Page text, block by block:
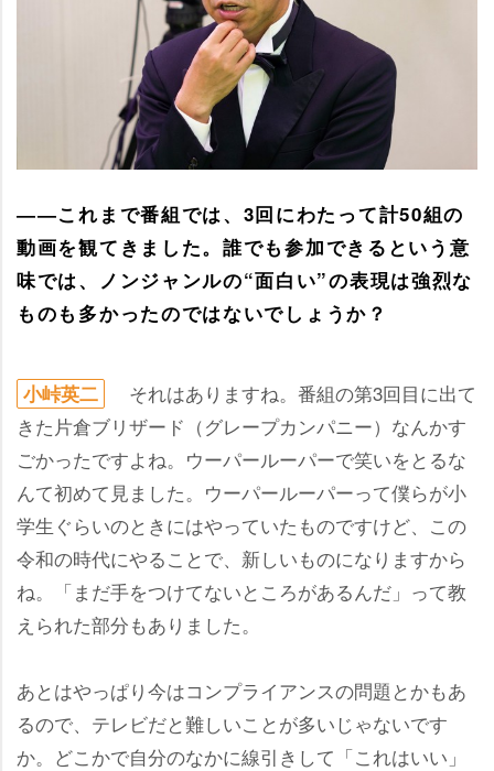
――これまで番組では、3回にわたって計50組の
動画を観てきました。誰でも参加できるという意
味では、ノンジャンルの“面白い”の表現は強烈な
ものも多かったのではないでしょうか？
小峠英二
それはありますね。番組の第3回目に出て
きた片倉ブリザード（グレープカンパニー）なんかす
ごかったですよね。ウーパールーパーで笑いをとるな
んて初めて見ました。ウーパールーパーって僕らが小
学生ぐらいのときにはやっていたものですけど、この
令和の時代にやることで、新しいものになりますから
ね。「まだ手をつけてないところがあるんだ」って教
えられた部分もありました。
あとはやっぱり今はコンプライアンスの問題とかもあ
るので、テレビだと難しいことが多いじゃないです
か。どこかで自分のなかに線引きして「これはいい」